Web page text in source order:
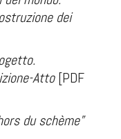
dei
Atto[PDF
du schème”